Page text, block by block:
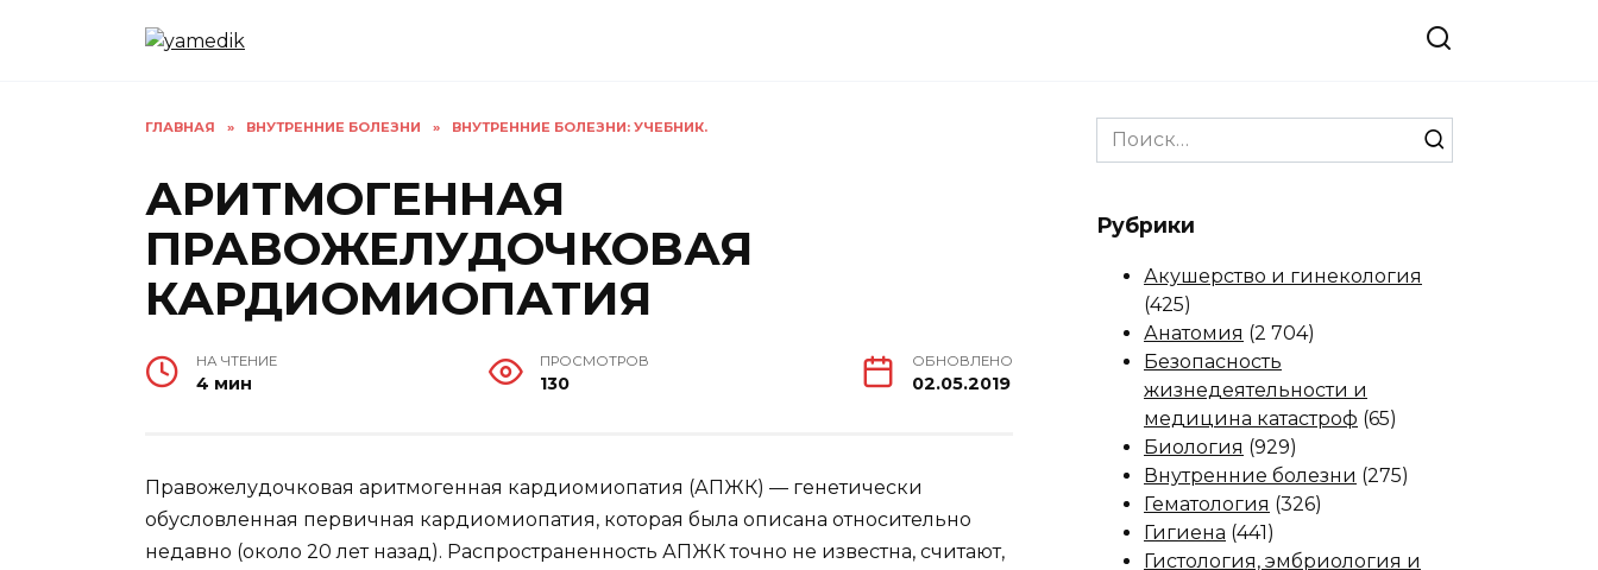
ГЛАВНАЯ » ВНУТРЕННИЕ БОЛЕЗНИ » ВНУТРЕННИЕ БОЛЕЗНИ: УЧЕБНИК.
АРИТМОГЕННАЯ
ПРАВОЖЕЛУДОЧКОВАЯ
КАРДИОМИОПАТИЯ
НА ЧТЕНИЕ
4 мин
ПРОСМОТРОВ
130
ОБНОВЛЕНО
02.05.2019
Правожелудочковая аритмогенная кардиомиопатия (АПЖК) — генетически
обусловленная первичная кардиомиопатия, которая была описана относительно
недавно (около 20 лет назад). Распространенность АПЖК точно не известна, считают,
Search
for:
Рубрики
Акушерство и гинекология
(425)
Анатомия (2 704)
Безопасность
жизнедеятельности и
медицина катастроф (65)
Биология (929)
Внутренние болезни (275)
Гематология (326)
Гигиена (441)
Гистология, эмбриология и